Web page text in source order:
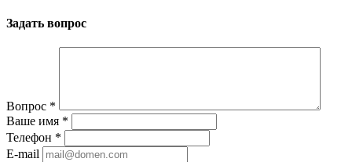
Задать вопрос
Вопрос *
Ваше имя *
Телефон *
E-mail